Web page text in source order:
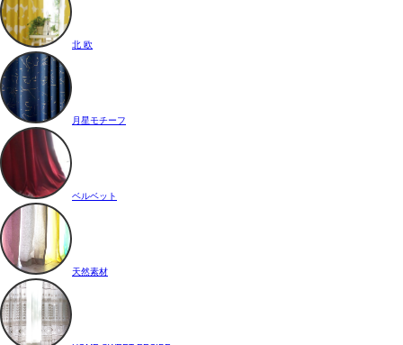
北 欧
月星モチーフ
ベルベット
天然素材